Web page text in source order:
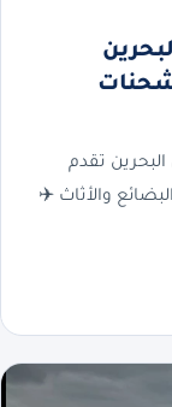
تقدم
والأثاث ✈️